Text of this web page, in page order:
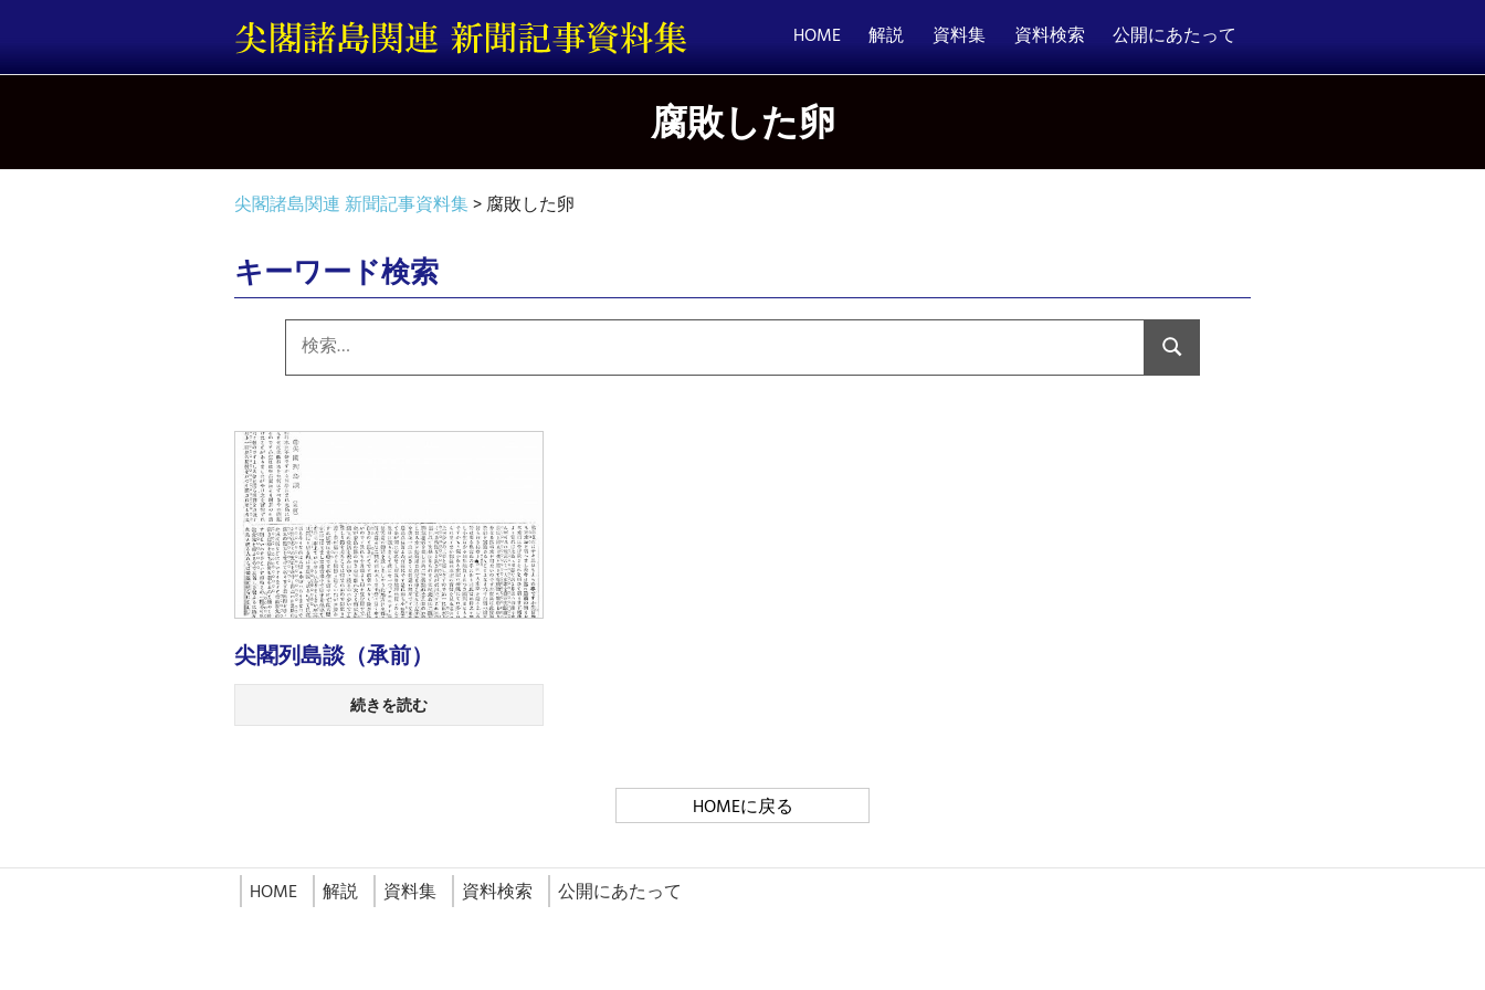
テ
ス
HOME 解説 資料集 資料検索 公開にあたって
腐敗した卵
尖閣諸島関連 新聞記事資料集>腐敗した卵
キーワード検索
索:
検
索
尖閣列島談（承前）
続きを読む
HOMEに戻る
HOME 解説 資料集 資料検索 公開にあたって